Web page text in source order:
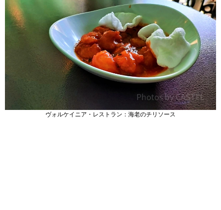
ヴォルケイニア・レストラン：海老のチリソース